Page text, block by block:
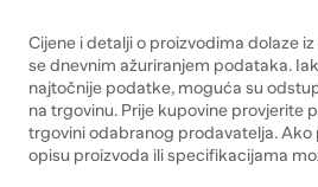
Cijene i detalji o proizvodima dolaze
se dnevnim ažuriranjem podataka.
najtočnije podatke, moguća su
na trgovinu. Prije kupovine provjerite
trgovini odabranog prodavatelja. Ako
opisu proizvoda ili specifikacijama